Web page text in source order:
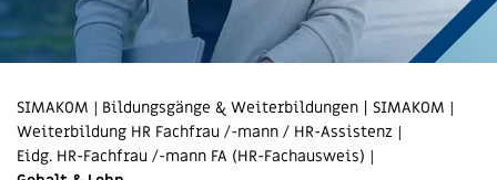
SIMAKOM
Bildungsgänge & Weiterbildungen | SIMAKOM
Weiterbildung HR Fachfrau /-mann / HR-Assistenz
Eidg. HR-Fachfrau /-mann FA (HR-Fachausweis)